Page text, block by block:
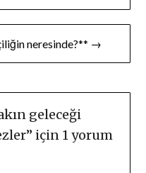
neresinde?** →
geleceği
” için 1 yorum